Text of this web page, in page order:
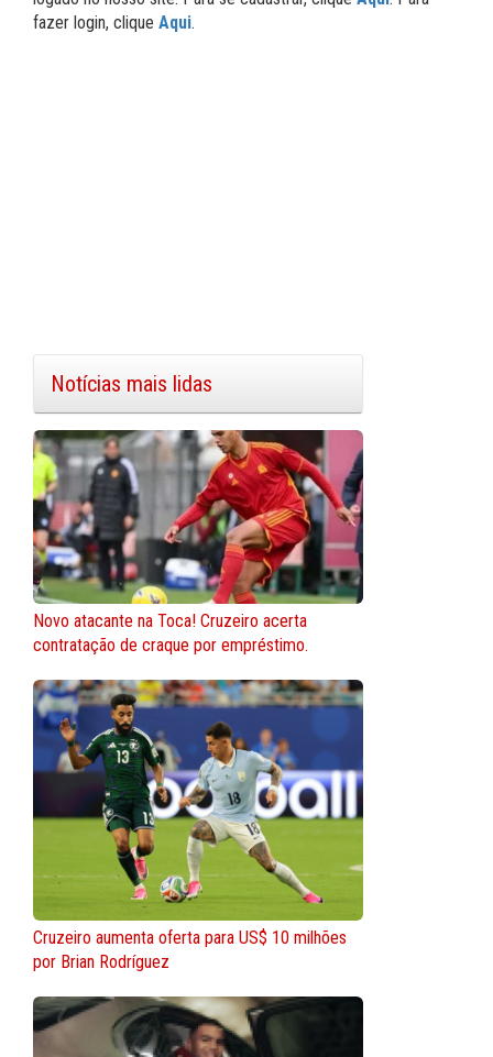
fazer login, clique Aqui.
Notícias mais lidas
Novo atacante na Toca! Cruzeiro acerta
contratação de craque por empréstimo.
Cruzeiro aumenta oferta para US$ 10 milhões
por Brian Rodríguez